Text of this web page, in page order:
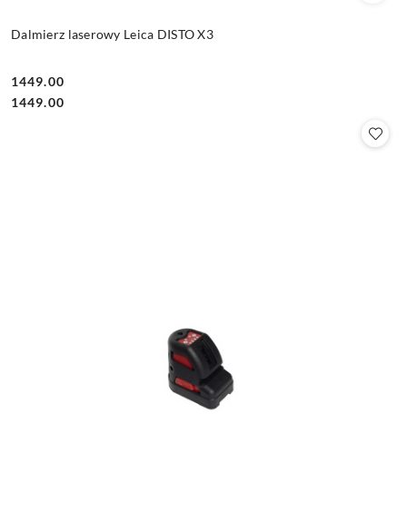
Dalmierz laserowy Leica DISTO X3
Cena:
1449.00
Cena:
1449.00